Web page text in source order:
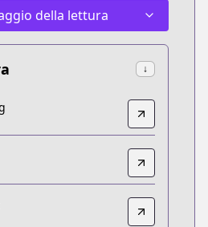
della lettura
↓
title/80422e14-b9ad-4fda-
dp/B0F4RN5L3P